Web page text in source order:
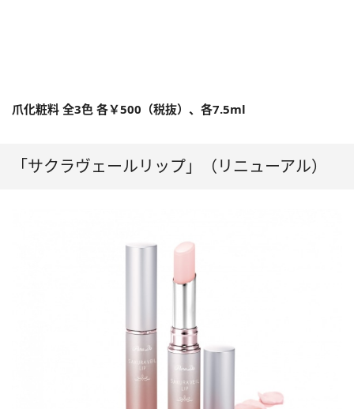
爪化粧料 全3色 各￥500（税抜）、各7.5ml
「サクラヴェールリップ」（リニューアル）